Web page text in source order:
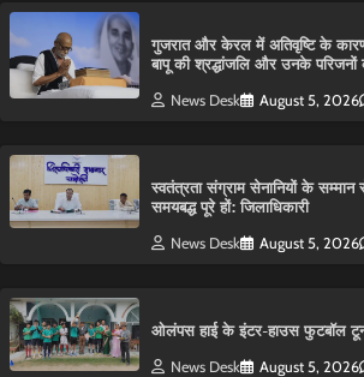
गुजरात और केरल में अतिवृष्टि के कारण
बापू की श्रद्धांजलि और उनके परिजनों
News Desk August 5, 2026
स्वतंत्रता संग्राम सेनानियों के
समयबद्ध पूरे हों: जिलाधिकारी
News Desk August 5, 2026
ओलंपस हाई के इंटर-हाउस फुटबॉल
News Desk August 5, 2026